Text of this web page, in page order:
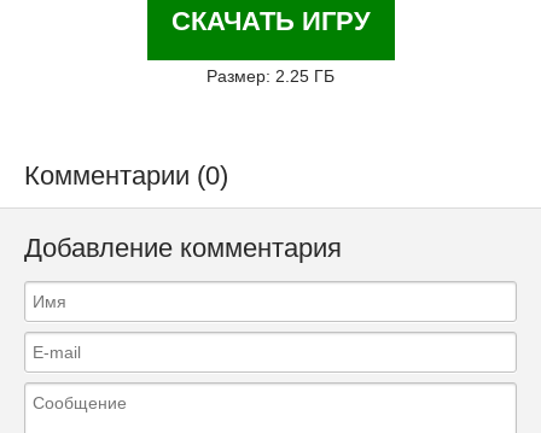
СКАЧАТЬ ИГРУ
Размер: 2.25 ГБ
Комментарии (0)
Добавление комментария